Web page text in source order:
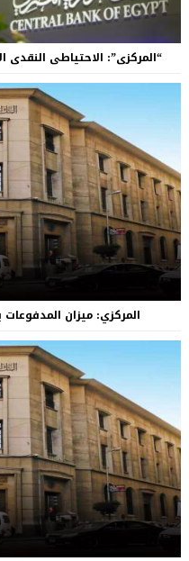
“المركزى”: الاحتياطى النقدى الأجنبى
المركزي: ميزان المدفوعات يحقق